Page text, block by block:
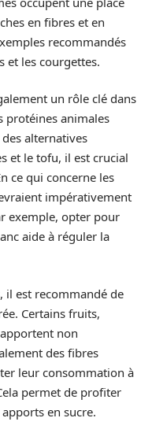
en fibres et en
recommandés
et les courgettes.
un rôle clé dans
protéines animales
alternatives
et le tofu, il est crucial
ce qui concerne les
impérativement
exemple, opter pour
aide à réguler la
il est recommandé de
Certains fruits,
non
des fibres
leur consommation à
permet de profiter
en sucre.